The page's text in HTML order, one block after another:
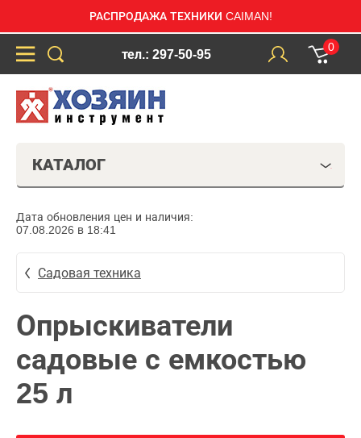
РАСПРОДАЖА ТЕХНИКИ CAIMAN!
тел.: 297-50-95
0
КАТАЛОГ
Дата обновления цен и наличия:
07.08.2026 в 18:41
Садовая техника
Опрыскиватели
садовые с емкостью
25 л